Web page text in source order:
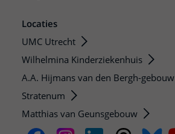
Locaties
UMC Utrecht
Wilhelmina Kinderziekenhuis
A.A. Hijmans van den Bergh-gebouw
Stratenum
Matthias van Geunsgebouw